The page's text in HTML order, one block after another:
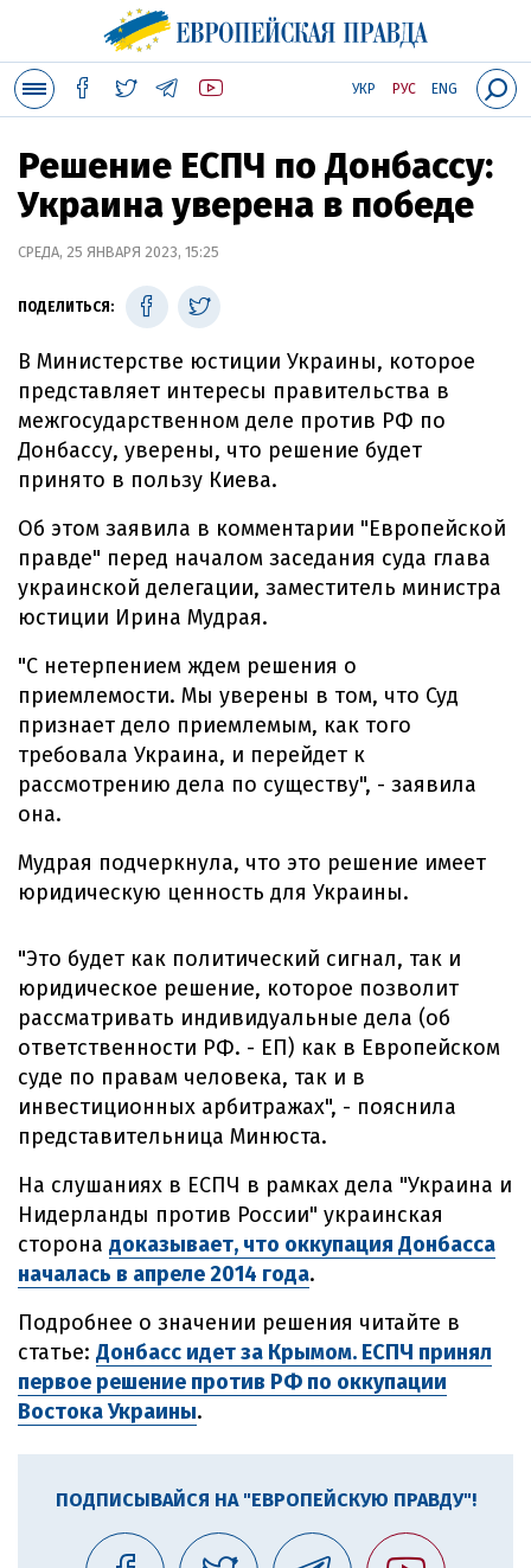
УКР РУС ENG
Решение ЕСПЧ по Донбассу:
Украина уверена в победе
СРЕДА, 25 ЯНВАРЯ 2023, 15:25
ПОДЕЛИТЬСЯ:
В Министерстве юстиции Украины, которое
представляет интересы правительства в
межгосударственном деле против РФ по
Донбассу, уверены, что решение будет
принято в пользу Киева.
Об этом заявила в комментарии "Европейской
правде" перед началом заседания суда глава
украинской делегации, заместитель министра
юстиции Ирина Мудрая.
"С нетерпением ждем решения о
приемлемости. Мы уверены в том, что Суд
признает дело приемлемым, как того
требовала Украина, и перейдет к
рассмотрению дела по существу", - заявила
она.
Мудрая подчеркнула, что это решение имеет
юридическую ценность для Украины.
"Это будет как политический сигнал, так и
юридическое решение, которое позволит
рассматривать индивидуальные дела (об
ответственности РФ. - ЕП) как в Европейском
суде по правам человека, так и в
инвестиционных арбитражах", - пояснила
представительница Минюста.
На слушаниях в ЕСПЧ в рамках дела "Украина и
Нидерланды против России" украинская
сторона доказывает, что оккупация Донбасса
началась в апреле 2014 года.
Подробнее о значении решения читайте в
статье: Донбасс идет за Крымом. ЕСПЧ принял
первое решение против РФ по оккупации
Востока Украины.
ПОДПИСЫВАЙСЯ НА "ЕВРОПЕЙСКУЮ ПРАВДУ"!